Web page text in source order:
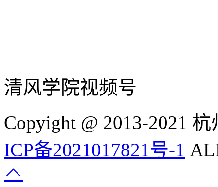
清风学院视频号
Copyight @ 2013-2021
ICP备2021017821号-1